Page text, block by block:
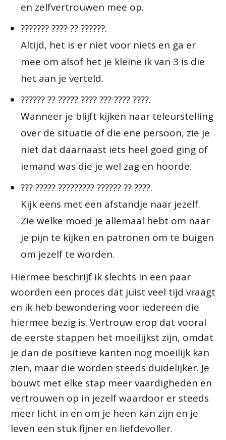
en zelfvertrouwen mee op.
??????? ???? ?? ??????.
Altijd, het is er niet voor niets en ga er
mee om alsof het je kleine ik van 3 is die
het aan je verteld.
?????? ?? ????? ???? ??? ???? ????.
Wanneer je blijft kijken naar teleurstelling
over de situatie of die ene persoon, zie je
niet dat daarnaast iets heel goed ging of
iemand was die je wel zag en hoorde.
??? ????? ????????? ?????? ?? ????.
Kijk eens met een afstandje naar jezelf.
Zie welke moed je allemaal hebt om naar
je pijn te kijken en patronen om te buigen
om jezelf te worden.
Hiermee beschrijf ik slechts in een paar
woorden een proces dat juist veel tijd vraagt
en ik heb bewondering voor iedereen die
hiermee bezig is. Vertrouw erop dat vooral
de eerste stappen het moeilijkst zijn, omdat
je dan de positieve kanten nog moeilijk kan
zien, maar die worden steeds duidelijker. Je
bouwt met elke stap meer vaardigheden en
vertrouwen op in jezelf waardoor er steeds
meer licht in en om je heen kan zijn en je
leven een stuk fijner en liefdevoller.